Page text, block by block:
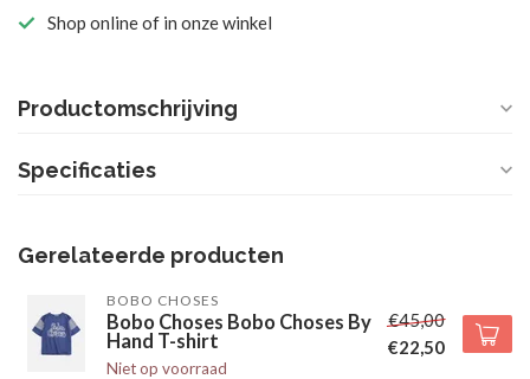
Shop online of in onze winkel
Productomschrijving
Specificaties
Gerelateerde producten
BOBO CHOSES
Bobo Choses Bobo Choses By
Hand T-shirt
Niet op voorraad
€45,00
€22,50